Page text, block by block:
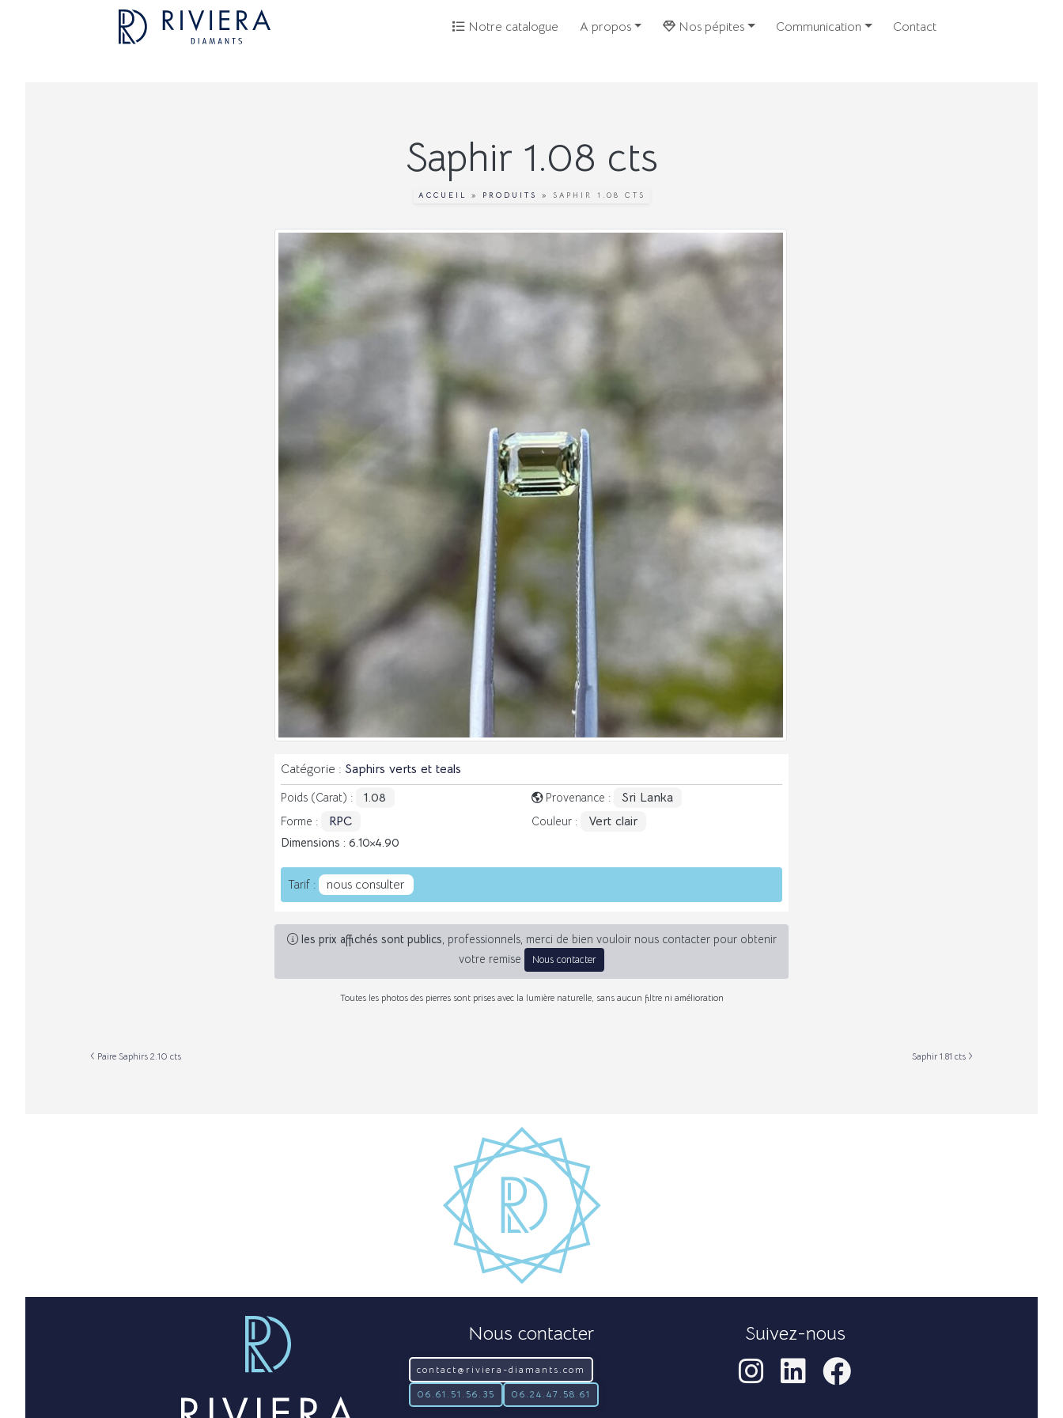
Notre catalogue A propos Nos pépites Communication Contact
Saphir 1.08 cts
ACCUEIL » PRODUITS » SAPHIR 1.08 CTS
Catégorie : Saphirs verts et teals
Poids (Carat) : 1.08 Provenance : Sri Lanka
Forme : RPC Couleur : Vert clair
Dimensions : 6.10 4.90
Tarif : nous consulter
les prix affichés sont publics, professionnels, merci de bien vouloir nous contacter pour obtenir
votre remise
Nous contacter
Toutes les photos des pierres sont prises avec la lumière naturelle, sans aucun filtre ni amélioration
Paire Saphirs 2.10 cts Saphir 1.81 cts
Nous contacter
contact@riviera-diamants.com
06.61.51.56.35 06.24.47.58.61
Suivez-nous